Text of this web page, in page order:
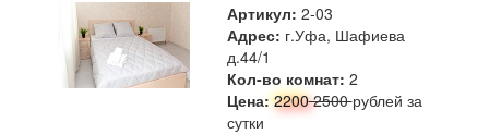
Артикул: 2-03
Адрес: г.Уфа, Шафиева
д.44/1
Кол-во комнат: 2
Цена: 22002500рублей за
сутки